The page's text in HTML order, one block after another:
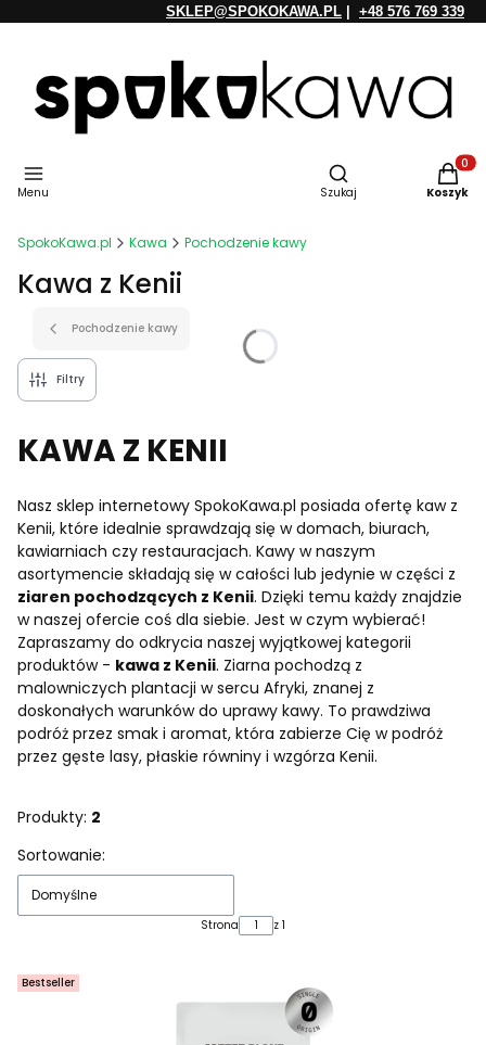
SKLEP@SPOKOKAWA.PL +48 576 769 339
Menu
Otwórz wyszukiwarkę
Szukaj Koszyk
SpokoKawa.pl Kawa Pochodzenie kawy
Kawa z Kenii
Pochodzenie kawy
Filtry
KAWA Z KENII
Nasz sklep internetowy SpokoKawa.pl posiada ofertę kaw z
Kenii, które idealnie sprawdzają się w domach, biurach,
kawiarniach czy restauracjach. Kawy w naszym
asortymencie składają się w całości lub jedynie w części z
ziaren pochodzących z Kenii. Dzięki temu każdy znajdzie
w naszej ofercie coś dla siebie. Jest w czym wybierać!
Zapraszamy do odkrycia naszej wyjątkowej kategorii
produktów - kawa z Kenii. Ziarna pochodzą z
malowniczych plantacji w sercu Afryki, znanej z
doskonałych warunków do uprawy kawy. To prawdziwa
podróż przez smak i aromat, która zabierze Cię w podróż
przez gęste lasy, płaskie równiny i wzgórza Kenii.
Produkty: 2
Lista produktów
Sortowanie:
Domyślne
Strona z 1
Bestseller